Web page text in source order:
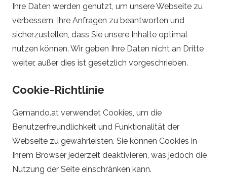
–
O
n
l
i
n
e
Ihre Daten werden genutzt, um unsere Webseite zu
verbessern, Ihre Anfragen zu beantworten und
sicherzustellen, dass Sie unsere Inhalte optimal
nutzen können. Wir geben Ihre Daten nicht an Dritte
weiter, außer dies ist gesetzlich vorgeschrieben.
Cookie-Richtlinie
Gemando.at verwendet Cookies, um die
Benutzerfreundlichkeit und Funktionalität der
Webseite zu gewährleisten. Sie können Cookies in
Ihrem Browser jederzeit deaktivieren, was jedoch die
Nutzung der Seite einschränken kann.